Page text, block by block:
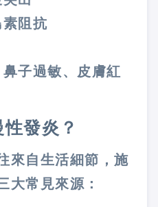
素阻抗
子過敏、皮膚紅
發炎？
來自生活細節，施
大常見來源：